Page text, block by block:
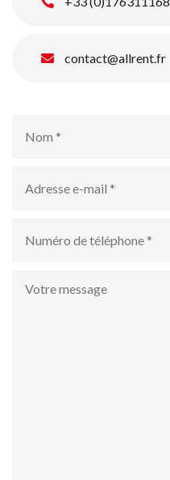
contact@allrent.fr
message